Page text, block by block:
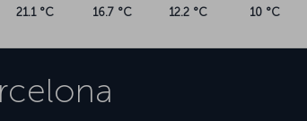
21.1 °C 16.7 °C 12.2 °C 10 °C